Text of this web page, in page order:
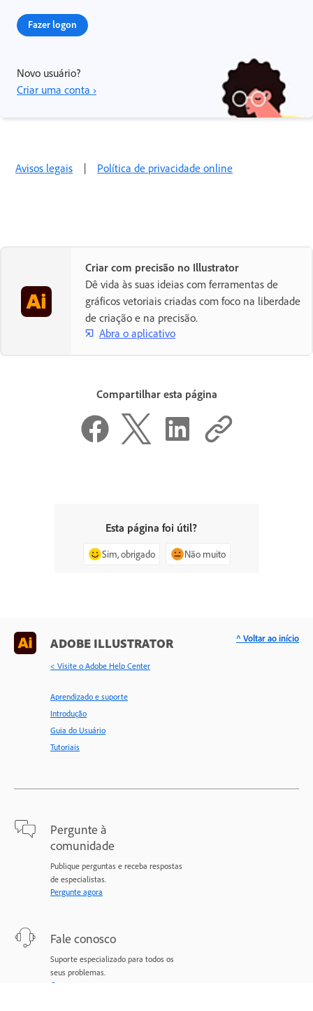
Fazer logon
Novo usuário?
Criar uma conta ›
Avisos legais | Política de privacidade online
Criar com precisão no Illustrator
Dê vida às suas ideias com ferramentas de
gráficos vetoriais criadas com foco na liberdade
de criação e na precisão.
Abra o aplicativo
Compartilhar esta página
Esta página foi útil?
Sim, obrigado Não muito
ADOBE ILLUSTRATOR
< Visite o Adobe Help Center
Aprendizado e suporte
Introdução
Guia do Usuário
Tutoriais
Pergunte à
comunidade
Publique perguntas e receba respostas
de especialistas.
Pergunte agora
Fale conosco
Suporte especializado para todos os
seus problemas.
Comece agora
^ Voltar ao início